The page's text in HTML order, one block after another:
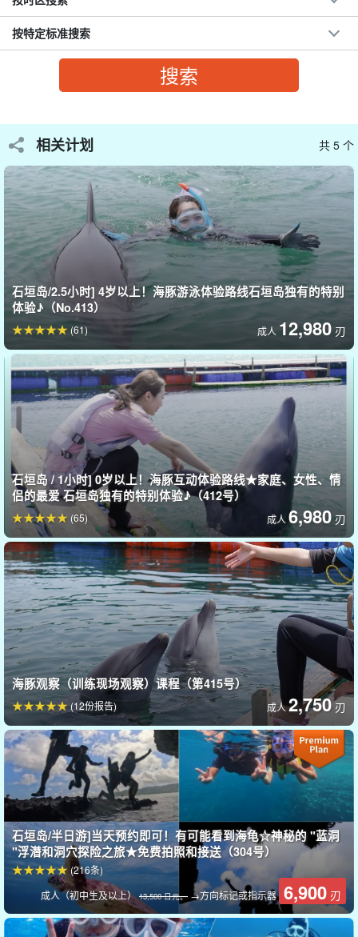
与海豚直接接触的难得体验☆。
有关海豚的信息，包括海豚的生态、名称以及与海豚玩耍时应注意
讲座结束后，您可以前往海豚馆，那里有海豚在等着您，您可以与
它们实际互动，学习如何给它们打手势。寓教于乐!!!
学习训练员所做的口哨手势、我们如何与海豚互动学习主题包括
途中为海豚准备食物以及培训师在幕后实际操作的其他体验。
体验思考和感受海豚与人之间的关系。
密集计划
以下是最常见的原
因！
设施详情。
每个性别热水淋浴配备四个单元。
◆ 干净。盥洗池可提供
将行李放置在安全的地方行李储存空间
存在
每个人都能轻松使用 男女共用厕所（2 个房间）
◆ 轮椅使用者。无障碍厕所(1 号厅）
按特定标准搜索
相关计划 共 5 个
石垣岛/2.5小时] 4岁以上！海豚游泳体验路线石垣岛独有的特别
体验♪（No.413）
成人 12,980 刃
(61)
石垣岛 / 1小时] 0岁以上！海豚互动体验路线★家庭、女性、情
侣的最爱 石垣岛独有的特别体验♪（412号）
成人 6,980 刃
(65)
海豚观察（训练现场观察）课程（第415号）
成人2,750 刃
(12份报告)
石垣岛/半日游]当天预约即可！有可能看到海龟☆神秘的 "蓝洞
"浮潜和洞穴探险之旅★免费拍照和接送（304号）
成人（初中生及以上）13,500 日元。 →方向标记或指示器 6,900 刃
(216条)